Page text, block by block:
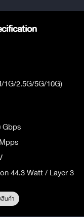
2.5G/5G/10G)
Gbps
44.3 Watt / Layer 3
สินค้า